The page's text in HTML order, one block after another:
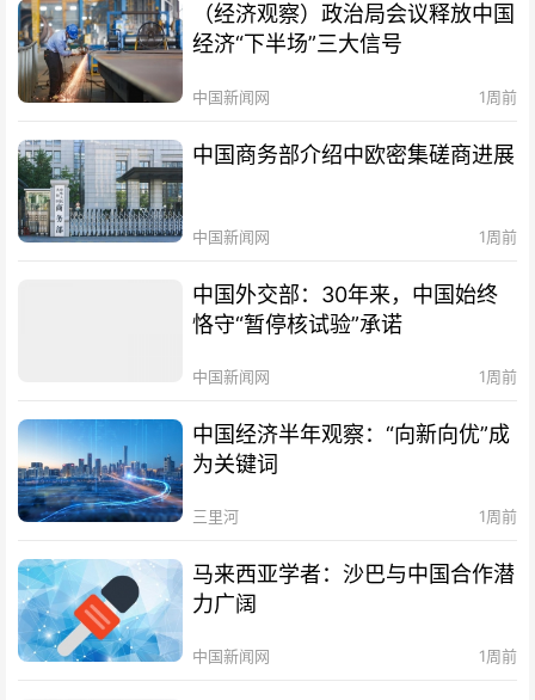
（经济观察）政治局会议释放中国
经济“下半场”三大信号
中国新闻网 1周前
中国商务部介绍中欧密集磋商进展
中国新闻网 1周前
中国外交部：30年来，中国始终
恪守“暂停核试验”承诺
中国新闻网 1周前
中国经济半年观察：“向新向优”成
为关键词
三里河 1周前
马来西亚学者：沙巴与中国合作潜
力广阔
中国新闻网 1周前